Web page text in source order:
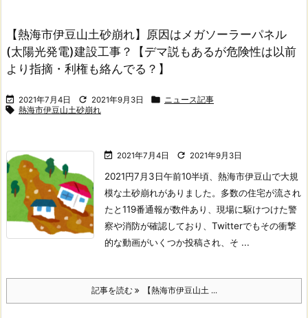
【熱海市伊豆山土砂崩れ】原因はメガソーラーパネル
(太陽光発電)建設工事？【デマ説もあるが危険性は以前
より指摘・利権も絡んでる？】
 2021年7月4日  2021年9月3日  ニュース記事
 熱海市伊豆山土砂崩れ
 2021年7月4日  2021年9月3日
2021円7月3日午前10半頃、熱海市伊豆山で大規
模な土砂崩れがありました。 多数の住宅が流され
たと119番通報が数件あり、現場に駆けつけた警
察や消防が確認しており、Twitterでもその衝撃
的な動画がいくつか投稿され、そ ...
記事を読む 【熱海市伊豆山土 ...